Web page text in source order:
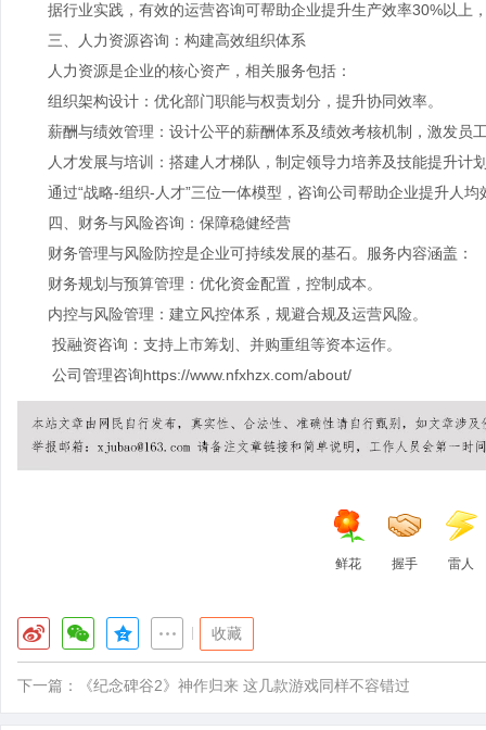
据行业实践，有效的运营咨询可帮助企业提升生产效率30%以上
三、人力资源咨询：构建高效组织体系
人力资源是企业的核心资产，相关服务包括：
组织架构设计：优化部门职能与权责划分，提升协同效率。
薪酬与绩效管理：设计公平的薪酬体系及绩效考核机制，激发员
人才发展与培训：搭建人才梯队，制定领导力培养及技能提升计
通过“战略-组织- 人才”三位一体模型，咨询公司帮助企业提升人
四、财务与风险咨询：保障稳健经营
财务管理与风险防控是企业可持续发展的基石。服务内容涵盖：
财务规划与预算管理：优化资金配置，控制成本。
内控与风险管理：建立风控体系，规避合规及运营风险。
投融资咨询：支持上市筹划、并购重组等资本运作。
公司管理咨询https://www.nfxhzx.com/about/
鲜花 握手 雷人
收藏
下一篇： 《纪念碑谷2》神作归来 这几款游戏同样不容错过